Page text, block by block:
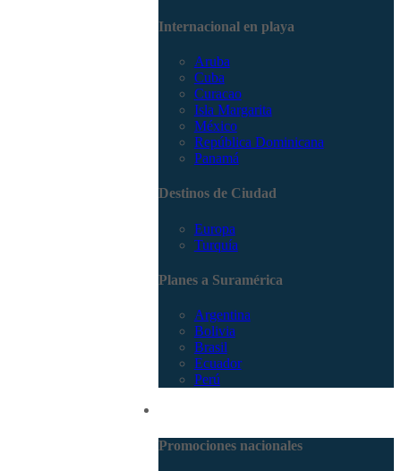
Internacional en playa
Aruba
Cuba
Curacao
Isla Margarita
México
República Dominicana
Panamá
Destinos de Ciudad
Europa
Turquía
Planes a Suramérica
Argentina
Bolivia
Brasil
Ecuador
Perú
Promociones nacionales